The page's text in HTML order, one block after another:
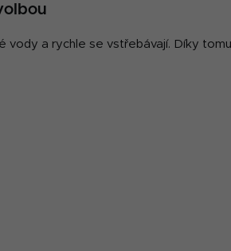
á
vody a rychle se vstřebávají. Díky